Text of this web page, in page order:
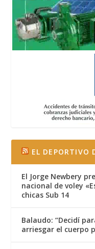
EL DEPORTIVO
El Jorge Newbery
nacional de voley
chicas Sub 14
Balaudo: “Decidí
arriesgar el cuerpo